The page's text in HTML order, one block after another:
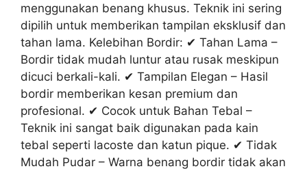
menggunakan benang khusus. Teknik ini sering
dipilih untuk memberikan tampilan eksklusif dan
tahan lama. Kelebihan Bordir: ✔ Tahan Lama –
Bordir tidak mudah luntur atau rusak meskipun
dicuci berkali-kali. ✔ Tampilan Elegan – Hasil
bordir memberikan kesan premium dan
profesional. ✔ Cocok untuk Bahan Tebal –
Teknik ini sangat baik digunakan pada kain
tebal seperti lacoste dan katun pique. ✔ Tidak
Mudah Pudar – Warna benang bordir tidak akan